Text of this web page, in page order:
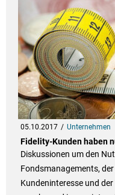
05.10.2017 Unternehmen
Fidelity-Kunden haben
Diskussionen um den
Fondsmanagements,
Kundeninteresse und